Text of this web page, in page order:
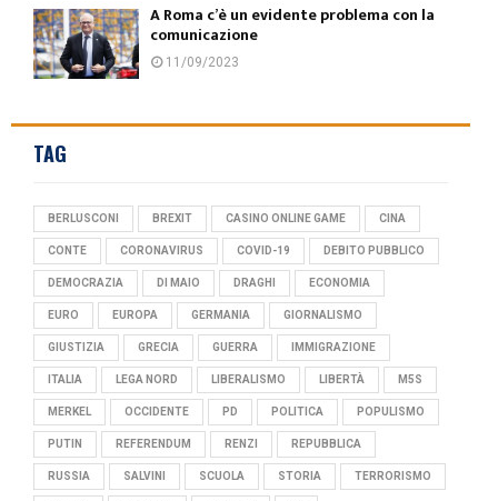
A Roma c’è un evidente problema con la
comunicazione
11/09/2023
TAG
BERLUSCONI BREXIT CASINO ONLINE GAME CINA
CONTE CORONAVIRUS COVID-19 DEBITO PUBBLICO
DEMOCRAZIA DI MAIO DRAGHI ECONOMIA
EURO EUROPA GERMANIA GIORNALISMO
GIUSTIZIA GRECIA GUERRA IMMIGRAZIONE
ITALIA LEGA NORD LIBERALISMO LIBERTÀ M5S
MERKEL OCCIDENTE PD POLITICA POPULISMO
PUTIN REFERENDUM RENZI REPUBBLICA
RUSSIA SALVINI SCUOLA STORIA TERRORISMO